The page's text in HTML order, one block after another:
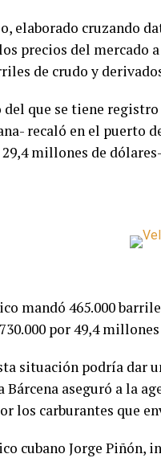
elaborado cruzando
precios del mercado
de crudo y
que se tiene
recaló en el puerto
millones de
mandó 465.000
por 49,4
situación podría dar
aseguró a la
los carburantes que
cubano Jorge